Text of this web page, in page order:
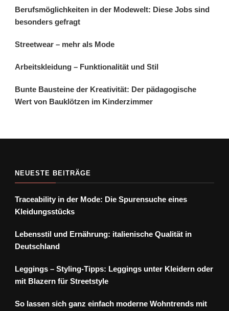
Berufsmöglichkeiten in der Modewelt: Diese Jobs sind
besonders gefragt
Streetwear – mehr als Mode
Arbeitskleidung – Funktionalität und Stil
Bunte Bausteine der Kreativität: Der pädagogische
Wert von Bauklötzen im Kinderzimmer
NEUESTE BEITRÄGE
Traceability in der Mode: Die Spurensuche eines
Kleidungsstücks
Lebensstil und Ernährung: italienische Qualität in
Deutschland
Leggings – Styling-Tipps: Leggings unter Kleidern oder
mit Blazern für Streetstyle
So lassen sich ganz einfach moderne Wohntrends mit